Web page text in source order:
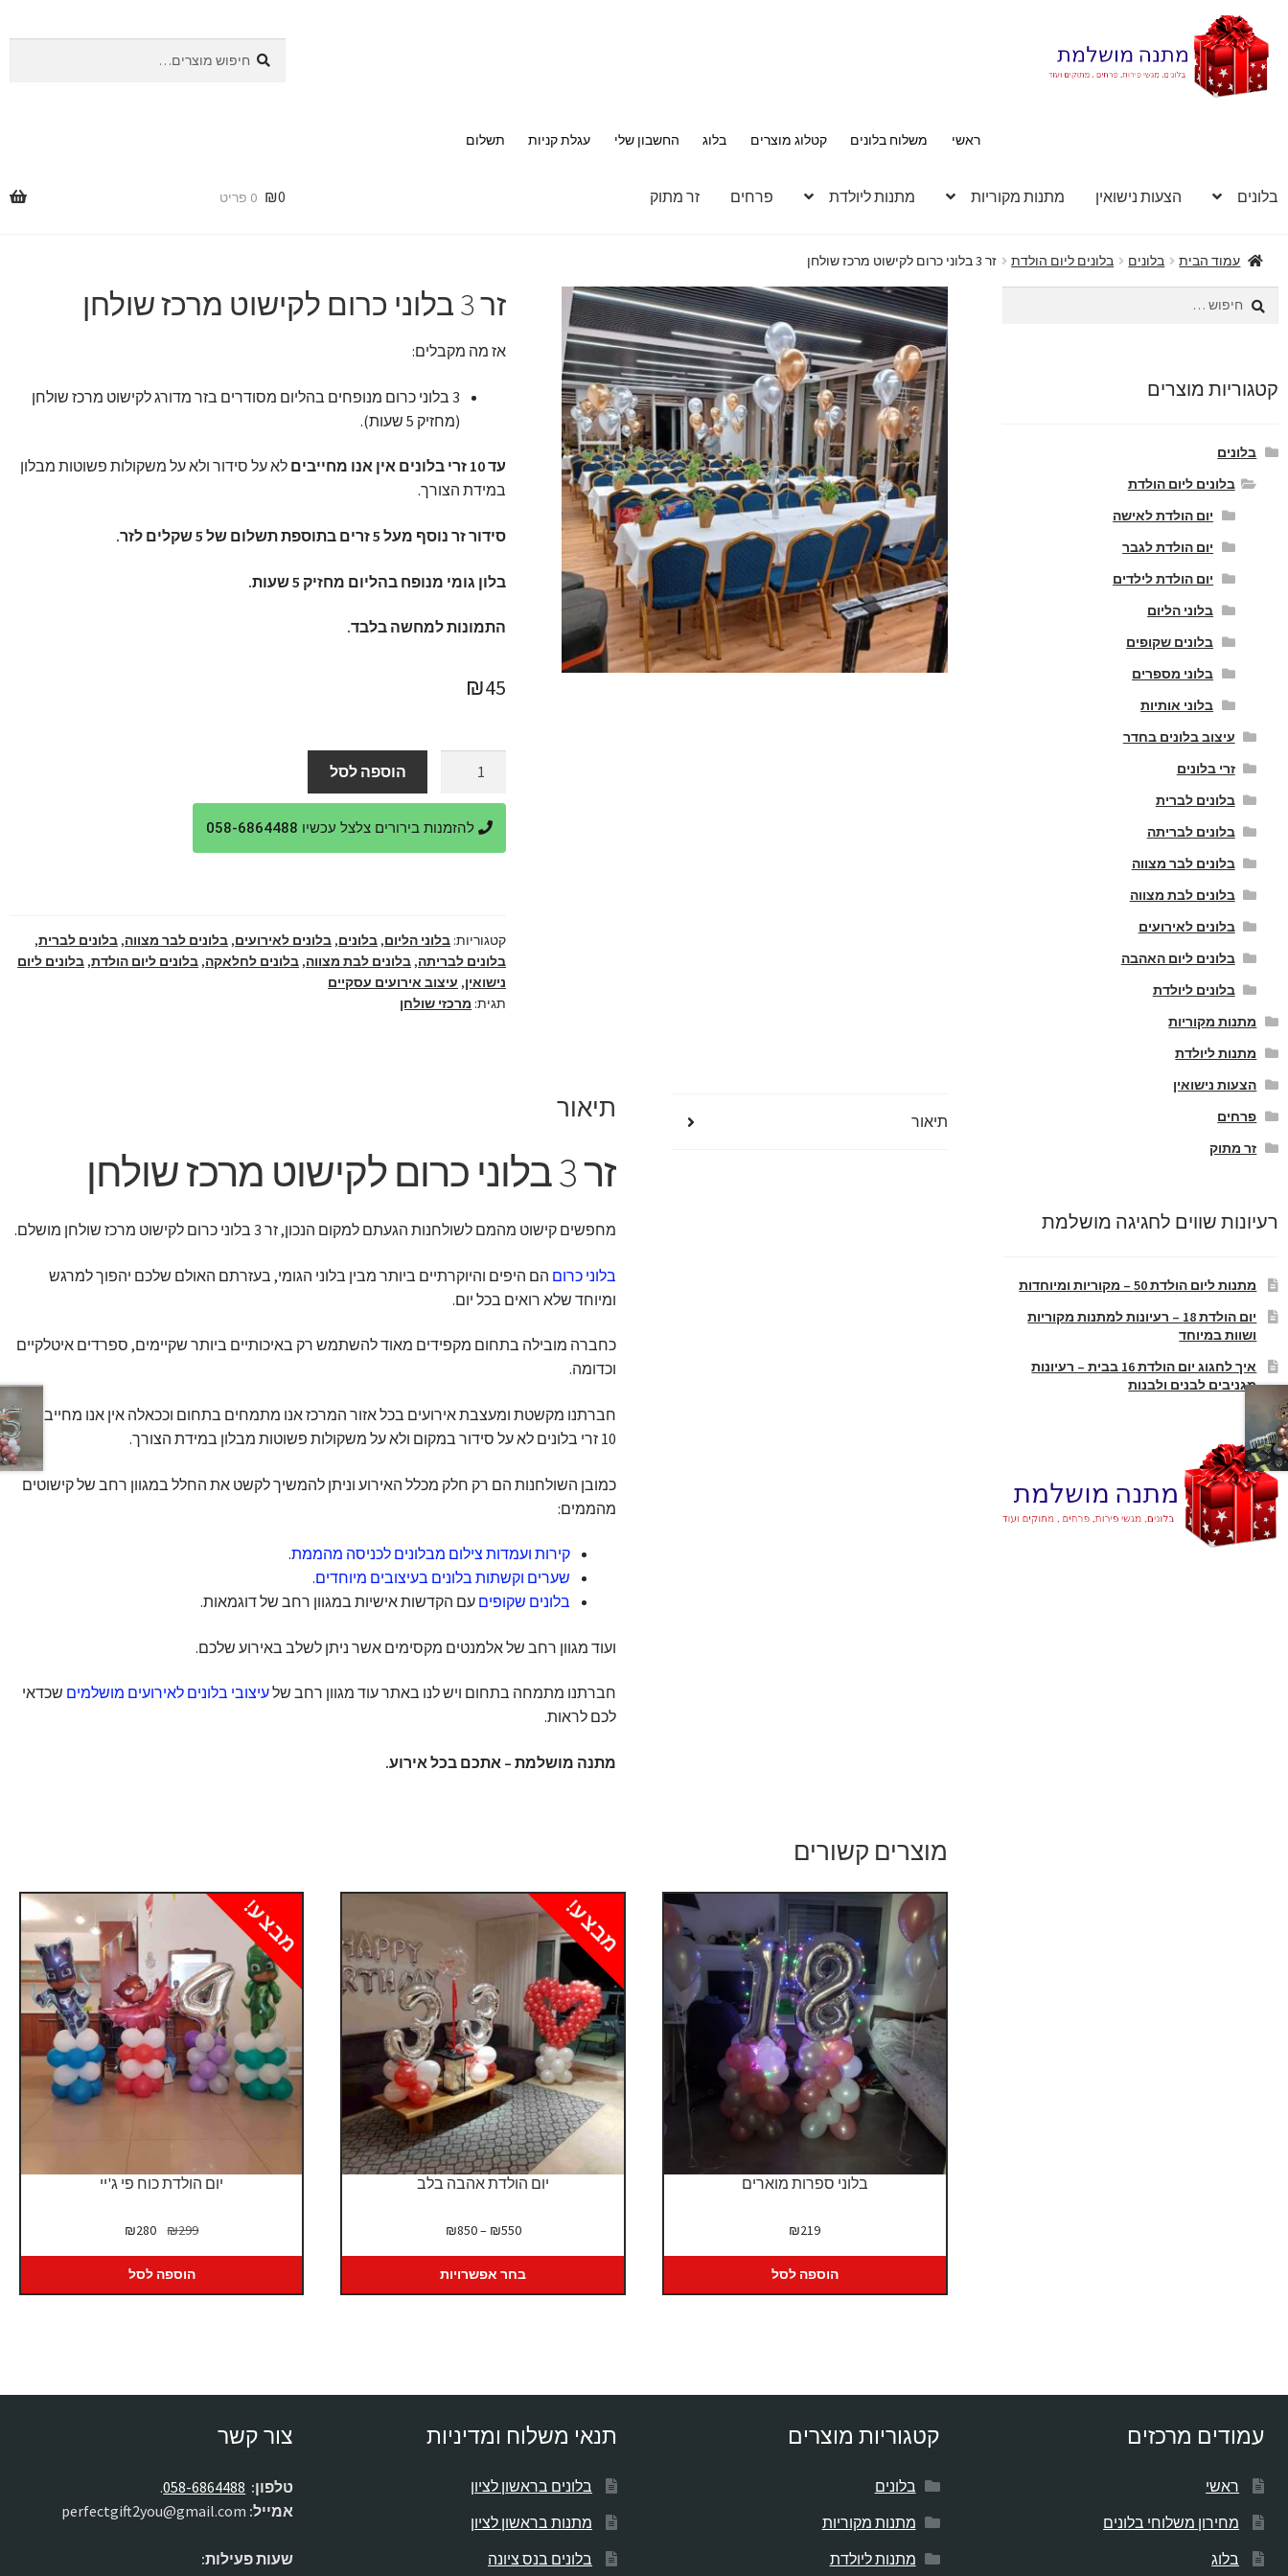
לניווט
לדלג
לתוכן
עבור:
ראשי משלוח בלונים קטלוג מוצרים בלוג החשבון שלי עגלת קניות תשלום
בלונים הצעות נישואין מתנות מקוריות מתנות ליולדת פרחים זר מתוק ₪0 0 פריט
עמוד הבית בלונים בלונים ליום הולדת זר 3 בלוני כרום לקישוט מרכז שולחן
זר 3 בלוני כרום לקישוט מרכז שולחן
אז מה מקבלים:
3 בלוני כרום מנופחים בהליום מסודרים בזר מדורג לקישוט מרכז שולחן
(מחזיק 5 שעות).
עד 10 זרי בלונים אין אנו מחייבים
לא על סידור ולא על משקולות פשוטות מבלון
במידת הצורך.
סידור זר נוסף מעל 5 זרים בתוספת תשלום של 5 שקלים לזר.
בלון גומי מנופח בהליום מחזיק 5 שעות.
התמונות למחשה בלבד.
₪45
זר
בלוני
שולחן
הוספה לסל
להזמנות בירורים צלצל עכשיו 058-6864488
קטגוריות: בלוני הליום, בלונים, בלונים לאירועים, בלונים לבר מצווה, בלונים לברית,
בלונים לבריתה, בלונים לבת מצווה, בלונים לחלאקה, בלונים ליום הולדת, בלונים ליום
נישואין, עיצוב אירועים עסקיים
תגית: מרכזי שולחן
תיאור תיאור
זר 3 בלוני כרום לקישוט מרכז שולחן
מחפשים קישוט מהמם לשולחנות הגעתם למקום הנכון, זר 3 בלוני כרום לקישוט מרכז שולחן מושלם.
בלוני כרום הם היפים והיוקרתיים ביותר מבין בלוני הגומי, בעזרתם האולם שלכם יהפוך למרגש
ומיוחד שלא רואים בכל יום.
כחברה מובילה בתחום מקפידים מאוד להשתמש רק באיכותיים ביותר שקיימים, ספרדים איטלקיים
וכדומה.
חברתנו מקשטת ומעצבת אירועים בכל אזור המרכז אנו מתמחים בתחום וככאלה אין אנו מחייבים עד
10 זרי בלונים לא על סידור במקום ולא על משקולות פשוטות מבלון במידת הצורך.
כמובן השולחנות הם רק חלק מכלל האירוע וניתן להמשיך לקשט את החלל במגוון רחב של קישוטים
מהממים:
קירות ועמדות צילום מבלונים לכניסה מהממת.
שערים וקשתות בלונים בעיצובים מיוחדים.
בלונים שקופים עם הקדשות אישיות במגוון רחב של דוגמאות.
ועוד מגוון רחב של אלמנטים מקסימים אשר ניתן לשלב באירוע שלכם.
חברתנו מתמחה בתחום ויש לנו באתר עוד מגוון רחב שלעיצובי בלונים לאירועים מושלמים שכדאי
לכם לראות.
מתנה מושלמת – אתכם בכל אירוע.
מוצרים קשורים
בלוני ספרות מוארים
₪219
הוספה לסל
יום הולדת אהבה בלב
מבצע!
₪550
–
₪850
עד
בחר אפשרויות
יום הולדת כוח פי ג'יי
מבצע!
₪299
המחיר
היה:
₪299.
₪280
₪280.
הוספה לסל
חיפוש:
קטגוריות מוצרים
בלונים
בלונים ליום הולדת
יום הולדת לאישה
יום הולדת לגבר
יום הולדת לילדים
בלוני הליום
בלונים שקופים
בלוני מספרים
בלוני אותיות
עיצוב בלונים בחדר
זרי בלונים
בלונים לברית
בלונים לבריתה
בלונים לבר מצווה
בלונים לבת מצווה
בלונים לאירועים
בלונים ליום האהבה
בלונים ליולדת
מתנות מקוריות
מתנות ליולדת
הצעות נישואין
פרחים
זר מתוק
רעיונות שווים לחגיגה מושלמת
מתנות ליום הולדת 50 – מקוריות ומיוחדות
יום הולדת 18 – רעיונות למתנות מקוריות
ושוות במיוחד
איך לחגוג יום הולדת 16 בבית – רעיונות
מגניבים לבנים ולבנות
עמודים מרכזים
ראשי
מחירון משלוחי בלונים
בלוג
קטגוריות מוצרים
בלונים
מתנות מקוריות
מתנות ליולדת
תנאי משלוח ומדיניות
בלונים בראשון לציון
מתנות בראשון לציון
בלונים בנס ציונה
צור קשר
טלפון: 058-6864488
.
אמייל:
שעות פעילות: